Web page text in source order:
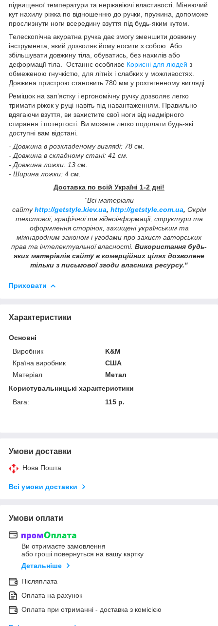
підвищеної температури та нержавіючі властивості. Міняючий
кут нахилу ріжка по відношенню до ручки, пружина, допоможе
прослизнути ноги всередину взуття під будь-яким кутом.
Телескопічна акуратна ручка дає змогу зменшити довжину
інструмента, який дозволяє йому носити з собою. Або
збільшувати довжину тіла, обуватись, без нахилів або
деформації тіла. Останнє особливе Корисні для людей з
обмеженою гнучкістю, для літніх і слабких у можливостях.
Довжина пристрою становить 780 мм у розтягненому вигляді.
Ремішок на зап’ястку і ергономічну ручку дозволяє легко
тримати ріжок у руці навіть під навантаженням. Правильно
вдягаючи взуття, ви захистите свої ноги від надмірного
стирання і потертості. Ви можете легко подолати будь-які
доступні вам відстані.
- Довжина в розкладеному вигляді: 78 см.
- Довжина в складному стані: 41 см.
- Довжина ложки: 13 см.
- Ширина ложки: 4 см.
Доставка по всій Україні 1-2 дні!
"Всі матеріали
сайтуhttp://getstyle.kiev.ua, http://getstyle.com.ua, Окрім
текстової, графічної та відеоінформації, структури та
оформлення сторінок, захищені українським та
міжнародним законом і угодами про захист авторських
прав та інтелектуальної власності. Використання будь-
яких матеріалів сайту в комерційних цілях дозволене
тільки з письмової згоди власника ресурсу."
Приховати
Характеристики
Основні
Виробник
K&M
Країна виробник
США
Матеріал
Метал
Користувальницькі характеристики
Вага:
115 р.
Умови доставки
Нова Пошта
Всі умови доставки
Умови оплати
Ви отримаєте замовлення
або гроші повернуться на вашу картку
Детальніше
Післяплата
Оплата на рахунок
Оплата при отриманні - доставка з комісією